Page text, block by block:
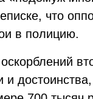
что
в полицию.
и